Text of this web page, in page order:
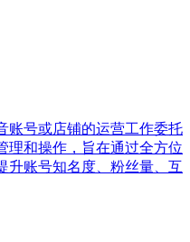
账号或店铺的运营工作委托
理和操作，旨在通过全方位
升账号知名度、粉丝量、互